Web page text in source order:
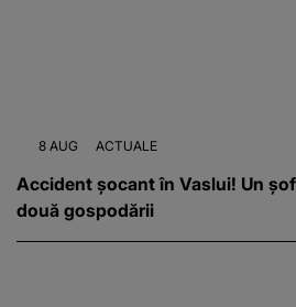
8 AUG ACTUALE
Accident șocant în Vaslui! Un
două gospodării